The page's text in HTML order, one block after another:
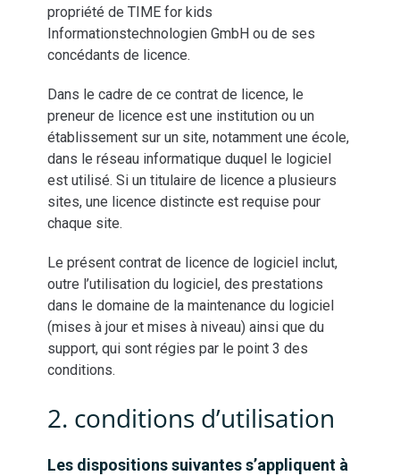
propriété de TIME for kids
Informationstechnologien GmbH ou de ses
concédants de licence.
Dans le cadre de ce contrat de licence, le
preneur de licence est une institution ou un
établissement sur un site, notamment une école,
dans le réseau informatique duquel le logiciel
est utilisé. Si un titulaire de licence a plusieurs
sites, une licence distincte est requise pour
chaque site.
Le présent contrat de licence de logiciel inclut,
outre l’utilisation du logiciel, des prestations
dans le domaine de la maintenance du logiciel
(mises à jour et mises à niveau) ainsi que du
support, qui sont régies par le point 3 des
conditions.
2. conditions d’utilisation
Les dispositions suivantes s’appliquent à